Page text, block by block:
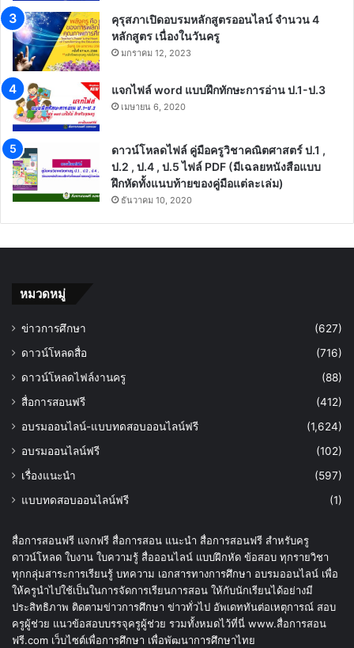
คุรุสภาเปิดอบรมหลักสูตรออนไลน์ จำนวน 4
หลักสูตร เนื่องในวันครู
มกราคม 12, 2023
แจกไฟล์ word แบบฝึกทักษะการอ่าน ป.1-ป.3
เมษายน 6, 2020
ดาวน์โหลดไฟล์ คู่มือครูวิชาคณิตศาสตร์ ป.1 ,
ป.2 , ป.4 , ป.5 ไฟล์ PDF (มีเฉลยหนังสือแบบ
ฝึกหัดทั้งแนบท้ายของคู่มือแต่ละเล่ม)
ธันวาคม 10, 2020
หมวดหมู่
ข่าวการศึกษา
(627)
ดาวน์โหลดสื่อ
(716)
ดาวน์โหลดไฟล์งานครู
(88)
สื่อการสอนฟรี
(412)
อบรมออนไลน์-แบบทดสอบออนไลน์ฟรี
(1,624)
อบรมออนไลน์ฟรี
(102)
เรื่องแนะนำ
(597)
แบบทดสอบออนไลน์ฟรี
(1)
สื่อการสอนฟรี แจกฟรี สื่อการสอน แนะนำ สื่อการสอนฟรี สำหรับครู
ดาวน์โหลด ใบงาน ใบความรู้ สื่อออนไลน์ แบบฝึกหัด ข้อสอบ ทุกรายวิชา
ทุกกลุ่มสาระการเรียนรู้ บทความ เอกสารทางการศึกษา อบรมออนไลน์ เพื่อ
ให้ครูนำไปใช้เป็นในการจัดการเรียนการสอน ให้กับนักเรียนได้อย่างมี
ประสิทธิภาพ ติดตามข่าวการศึกษา ข่าวทั่วไป อัพเดททันต่อเหตุการณ์ สอบ
ครูผู้ช่วย แนวข้อสอบบรรจุครูผู้ช่วย รวมทั้งหมดไว้ที่นี่ www.สื่อการสอน
ฟรี.com เว็บไซต์เพื่อการศึกษา เพื่อพัฒนาการศึกษาไทย